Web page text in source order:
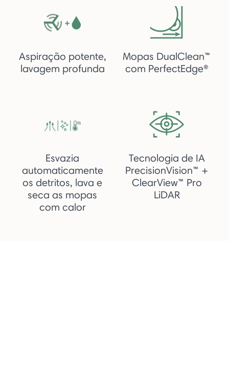
Aspiração potente,
lavagem profunda
Mopas DualClean™
com PerfectEdge®
Esvazia
automaticamente
os detritos, lava e
seca as mopas
com calor
Tecnologia de IA
PrecisionVision™ +
ClearView™ Pro
LiDAR